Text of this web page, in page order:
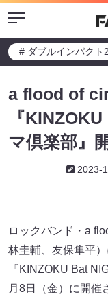
Menu
# ダブルインパクト
a flood of
『
マ倶楽部』
2023-
ロックバンド・a
林圭輔、友保隼平
『KINZOKU Bat
月8日（金）に開催